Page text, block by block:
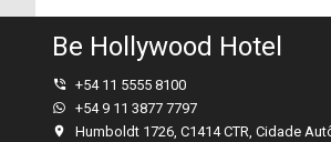
Be Hollywood Hotel
+54 11 5555 8100
+54 9 11 3877 7797
Humboldt 1726, C1414 CTR, Cidade